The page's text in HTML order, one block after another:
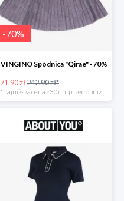
-70%
VINGINO Spódnica "Qirae" -70%
71.90 zł242.90 zł*